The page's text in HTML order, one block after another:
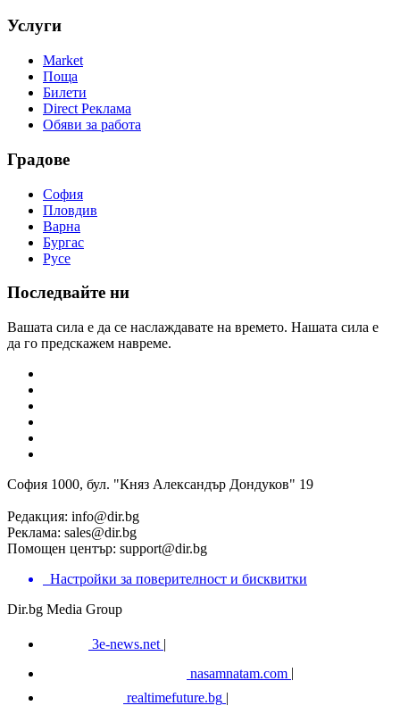
Услуги
Market
Поща
Билети
Direct Реклама
Обяви за работа
Градове
София
Пловдив
Варна
Бургас
Русе
Последвайте ни
Вашата сила е да се наслаждавате на времето. Нашата сила е
да го предскажем навреме.
София 1000, бул. "Княз Александър Дондуков" 19
Редакция: info@dir.bg
Реклама: sales@dir.bg
Помощен център: support@dir.bg
Настройки за поверителност и бисквитки
Dir.bg Media Group
3e-news.net |
nasamnatam.com
realtimefuture.bg |